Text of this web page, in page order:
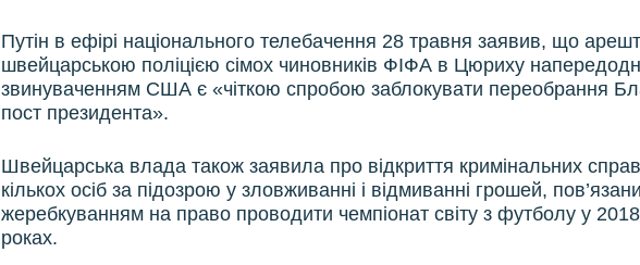
Путін в ефірі національного телебачення 28 травня заявив, що арешт
швейцарською поліцією сімох чиновників ФІФА в Цюриху
звинуваченням США є «чіткою спробою заблокувати переобрання
пост президента».
Швейцарська влада також заявила про відкриття кримінальних
кількох осіб за підозрою у зловживанні і відмиванні грошей,
жеребкуванням на право проводити чемпіонат світу з футболу у 2018
роках.